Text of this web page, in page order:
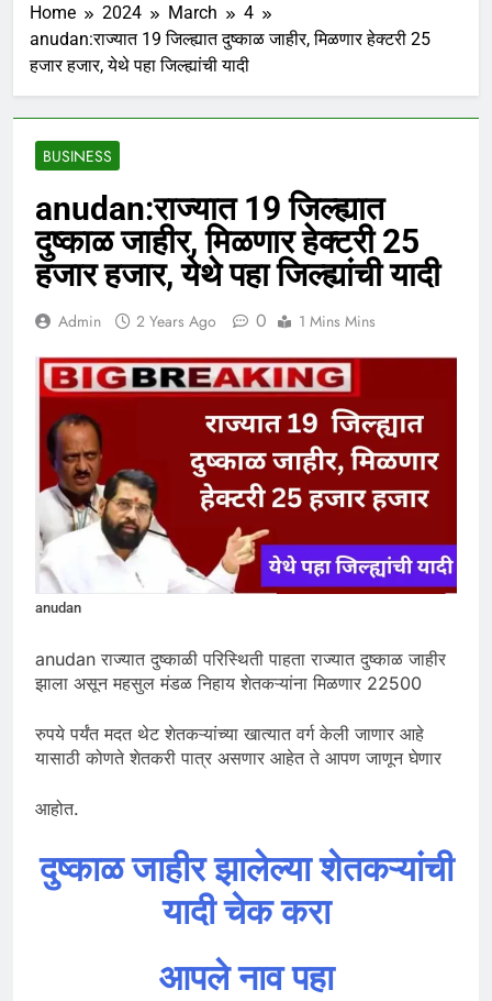
Home 2024 March
4
anudan:राज्यात 19 जिल्ह्यात दुष्काळ जाहीर, मिळणार हेक्टरी 25
हजार हजार, येथे पहा जिल्ह्यांची यादी
BUSINESS
anudan:राज्यात 19 जिल्ह्यात
दुष्काळ जाहीर, मिळणार हेक्टरी 25
हजार हजार, येथे पहा जिल्ह्यांची यादी
Admin 2 Years Ago 0 1 Mins Mins
anudan
anudan राज्यात दुष्काळी परिस्थिती पाहता राज्यात दुष्काळ जाहीर
झाला असून महसुल मंडळ निहाय शेतकऱ्यांना मिळणार 22500
रुपये पर्यंत मदत थेट शेतकऱ्यांच्या खात्यात वर्ग केली जाणार आहे
यासाठी कोणते शेतकरी पात्र असणार आहेत ते आपण जाणून घेणार
आहोत.
दुष्काळ जाहीर झालेल्या शेतकऱ्यांची
यादी चेक करा
आपले नाव पहा